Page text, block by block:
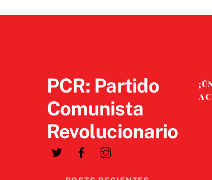
PCR: Partido
Comunista
Revolucionario